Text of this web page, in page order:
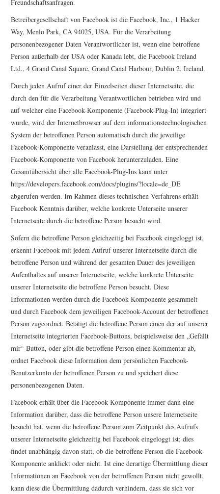
Freundschaftsanfragen.
Betreibergesellschaft von Facebook ist die Facebook, Inc., 1 Hacker
Way, Menlo Park, CA 94025, USA. Für die Verarbeitung
personenbezogener Daten Verantwortlicher ist, wenn eine betroffene
Person außerhalb der USA oder Kanada lebt, die Facebook Ireland
Ltd., 4 Grand Canal Square, Grand Canal Harbour, Dublin 2, Ireland.
Durch jeden Aufruf einer der Einzelseiten dieser Internetseite, die
durch den für die Verarbeitung Verantwortlichen betrieben wird und
auf welcher eine Facebook-Komponente (Facebook-Plug-In) integriert
wurde, wird der Internetbrowser auf dem informationstechnologischen
System der betroffenen Person automatisch durch die jeweilige
Facebook-Komponente veranlasst, eine Darstellung der entsprechenden
Facebook-Komponente von Facebook herunterzuladen. Eine
Gesamtübersicht über alle Facebook-Plug-Ins kann unter
https://developers.facebook.com/docs/plugins/?locale=de_DE
abgerufen werden. Im Rahmen dieses technischen Verfahrens erhält
Facebook Kenntnis darüber, welche konkrete Unterseite unserer
Internetseite durch die betroffene Person besucht wird.
Sofern die betroffene Person gleichzeitig bei Facebook eingeloggt ist,
erkennt Facebook mit jedem Aufruf unserer Internetseite durch die
betroffene Person und während der gesamten Dauer des jeweiligen
Aufenthaltes auf unserer Internetseite, welche konkrete Unterseite
unserer Internetseite die betroffene Person besucht. Diese
Informationen werden durch die Facebook-Komponente gesammelt
und durch Facebook dem jeweiligen Facebook-Account der betroffenen
Person zugeordnet. Betätigt die betroffene Person einen der auf unserer
Internetseite integrierten Facebook-Buttons, beispielsweise den „Gefällt
mir“-Button, oder gibt die betroffene Person einen Kommentar ab,
ordnet Facebook diese Information dem persönlichen Facebook-
Benutzerkonto der betroffenen Person zu und speichert diese
personenbezogenen Daten.
Facebook erhält über die Facebook-Komponente immer dann eine
Information darüber, dass die betroffene Person unsere Internetseite
besucht hat, wenn die betroffene Person zum Zeitpunkt des Aufrufs
unserer Internetseite gleichzeitig bei Facebook eingeloggt ist; dies
findet unabhängig davon statt, ob die betroffene Person die Facebook-
Komponente anklickt oder nicht. Ist eine derartige Übermittlung dieser
Informationen an Facebook von der betroffenen Person nicht gewollt,
kann diese die Übermittlung dadurch verhindern, dass sie sich vor